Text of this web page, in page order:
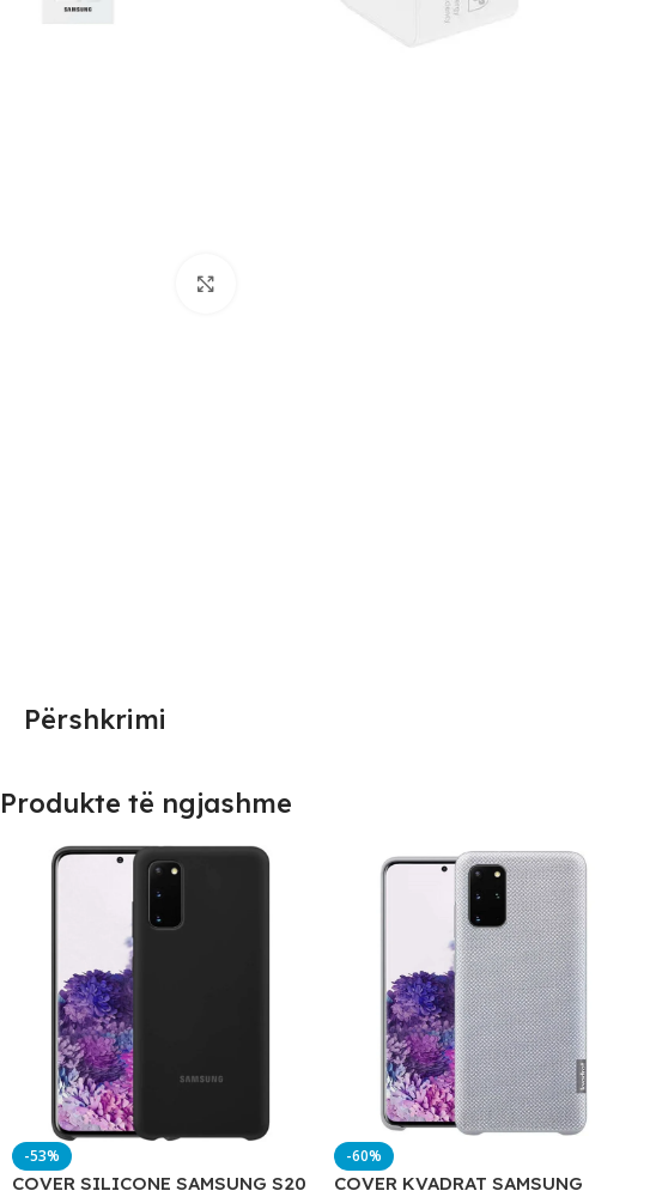
Përshkrimi
Produkte të ngjashme
-53%
COVER SILICONE SAMSUNG S20
-60%
COVER KVADRAT SAMSUNG